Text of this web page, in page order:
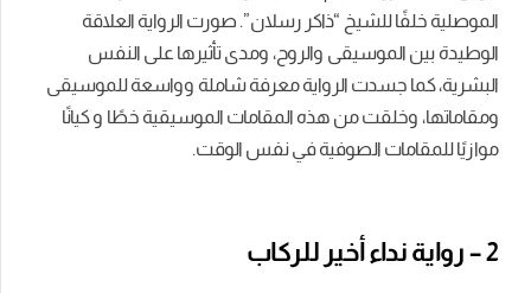
الموصلية خلفًا للشيخ “ذاكر رسلان”. صورت الرواية العلاقة
الوطيدة بين الموسيقى والروح، ومدى تأثيرها على النفس
البشرية، كما جسدت الرواية معرفة شاملة وواسعة للموسيقى
ومقاماتها، وخلقت من هذه المقامات الموسيقية خطًا و كيانًا
موازيًا للمقامات الصوفية في نفس الوقت.
2 – رواية نداء أخير للركاب